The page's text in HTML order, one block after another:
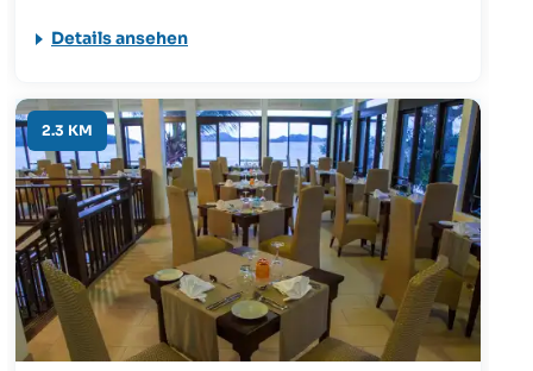
Buffet genießen. Das vorzügliche a la carte-
angeboten. Herren werden gebeten, nach 19 Uhr
lange Hosen zu tragen.
Details ansehen
2.3 KM